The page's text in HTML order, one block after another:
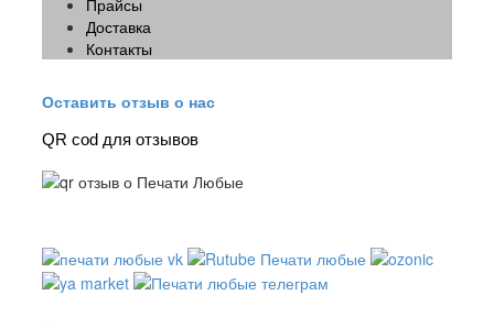
Прайсы
Доставка
Контакты
Оставить отзыв о нас
QR cod для отзывов